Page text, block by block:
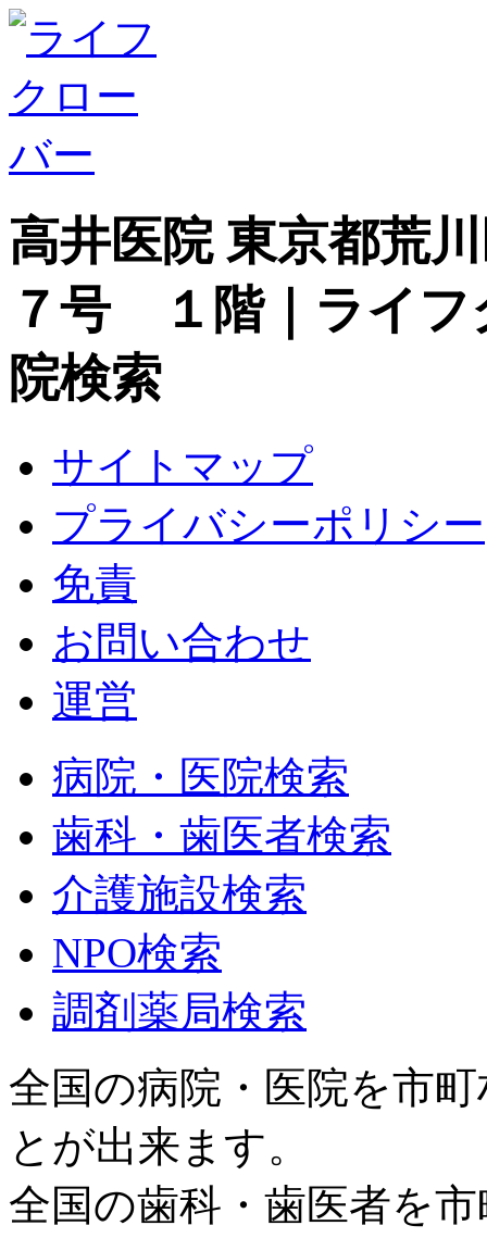
高井医院 東京都荒
７号 １階｜ライフ
院検索
サイトマップ
プライバシーポリシー
免責
お問い合わせ
運営
病院・医院検索
歯科・歯医者検索
介護施設検索
NPO検索
調剤薬局検索
全国の病院・医院を市
とが出来ます。
全国の歯科・歯医者を